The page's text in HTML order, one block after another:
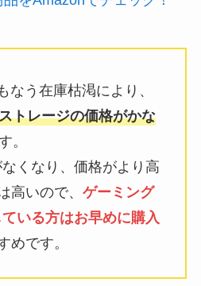
なう在庫枯渇により、
トレージの価格がかな
。
くなり、価格がより高
高いので、 ゲーミング
いる方はお早めに購入
めです。